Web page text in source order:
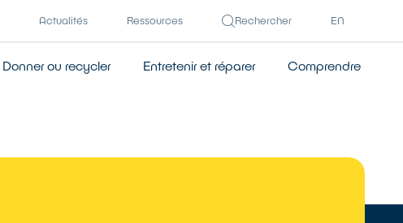
Actualités Ressources Rechercher EN
Donner ou recycler Entretenir et réparer Comprendre